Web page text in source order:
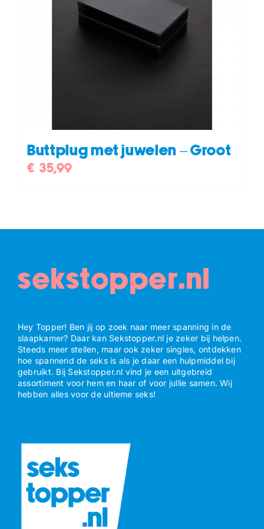
Buttplug met juwelen – Groot
€ 35,99
sekstopper.nl
Hey Topper! Ben jij op zoek naar meer spanning in de
slaapkamer? Daar kan Sekstopper.nl je zeker bij helpen.
Steeds meer stellen, maar ook zeker singles, ontdekken
hoe spannend de seks is als je daar een hulpmiddel bij
gebruikt. Bij Sekstopper.nl vind je een uitgebreid
assortiment voor hem en haar of voor jullie samen. Wij
hebben alles voor de ultieme seks!